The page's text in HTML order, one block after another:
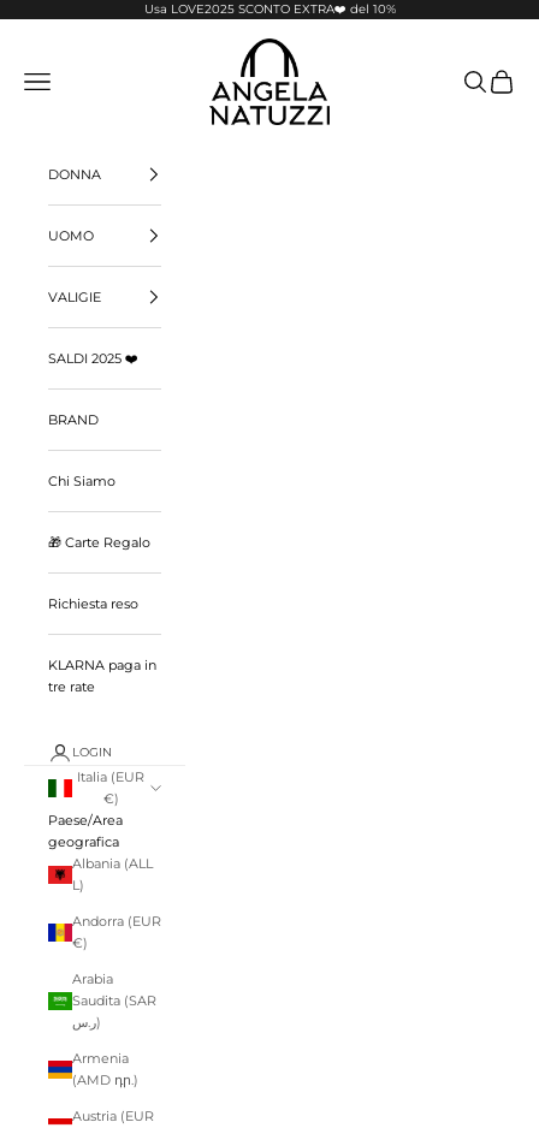
Usa LOVE2025 SCONTO EXTRA❤️ del 10%
Pelletterie Angela Natuzzi
Menù
CercaCarrello
DONNA
UOMO
VALIGIE
SALDI 2025 ❤️
BRAND
Chi Siamo
🎁 Carte Regalo
Richiesta reso
KLARNA paga in
tre rate
LOGIN
Italia (EUR
€)
Paese/Area
geografica
Albania (ALL
L)
Andorra (EUR
€)
Arabia
Saudita (SAR
ر.س)
Armenia
(AMD դր.)
Austria (EUR